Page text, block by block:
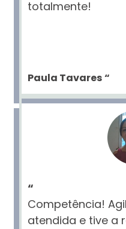
totalmente!
Paula Tavares“
“
Competência!
atendida e tive a